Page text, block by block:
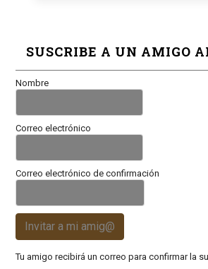
SUSCRIBE A UN AMIGO
Nombre
Correo electrónico
Correo electrónico de confirmación
Invitar a mi amig@
Tu amigo recibirá un correo para confirmar la